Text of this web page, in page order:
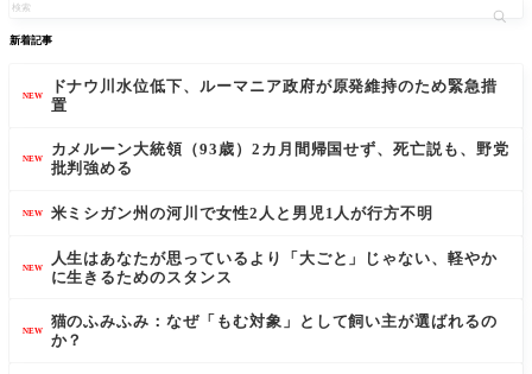
新着記事
NEW
ドナウ川水位低下、ルーマニア政府が原発維持のため緊急措
置
NEW
カメルーン大統領（93歳）2カ月間帰国せず、死亡説も、野党
批判強める
NEW 米ミシガン州の河川で女性2人と男児1人が行方不明
NEW
人生はあなたが思っているより「大ごと」じゃない、軽やか
に生きるためのスタンス
NEW
猫のふみふみ：なぜ「もむ対象」として飼い主が選ばれるの
か？